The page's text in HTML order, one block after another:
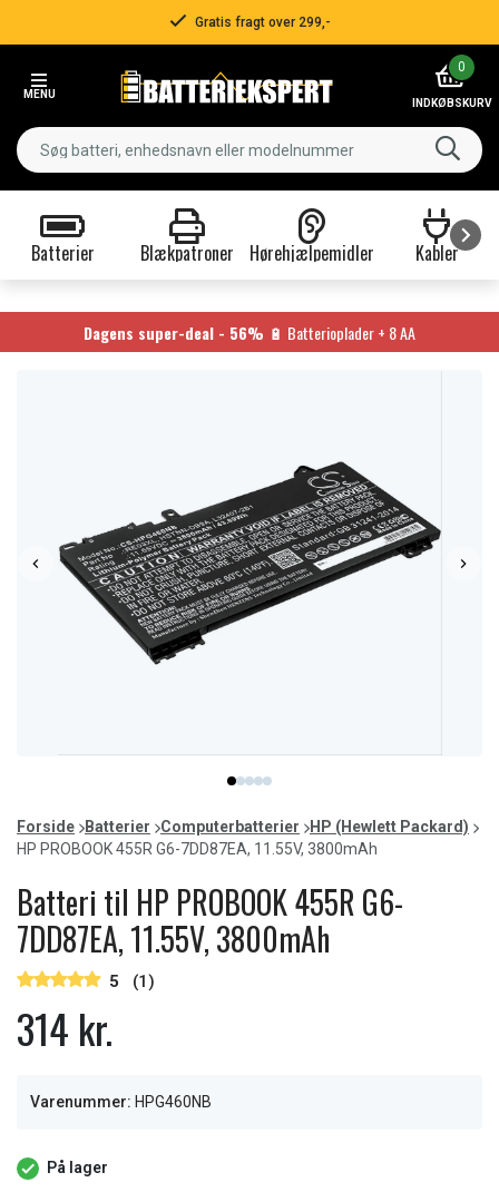
Gratis fragt over 299,-
MENU
0
INDKØBSKURV
Batterier Blækpatroner Hørehjælpemidler Kabler
9
Dagens super-deal - 56% 🔋 Batterioplader + 8 AA
item
0
item
1
item
2
item
3
item
4
of
5
Forside Batterier Computerbatterier
HP (Hewlett Packard)
HP PROBOOK 455R G6-7DD87EA, 11.55V, 3800mAh
Batteri til HP PROBOOK 455R G6-
7DD87EA, 11.55V, 3800mAh
5 (1)
314 kr.
Varenummer: HPG460NB
På lager